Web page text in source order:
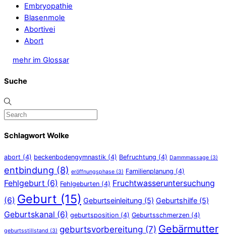
Embryopathie
Blasenmole
Abortivei
Abort
mehr im Glossar
Suche
Schlagwort Wolke
abort (4) beckenbodengymnastik (4) Befruchtung (4) Dammmassage (3)
entbindung (8) eröffnungsphase (3) Familienplanung (4)
Fehlgeburt (6) Fehlgeburten (4) Fruchtwasseruntersuchung
(6) Geburt (15) Geburtseinleitung (5) Geburtshilfe (5)
Geburtskanal (6) geburtsposition (4) Geburtsschmerzen (4)
geburtsstillstand (3) geburtsvorbereitung (7) Gebärmutter